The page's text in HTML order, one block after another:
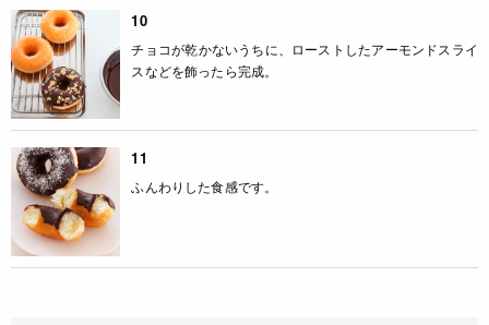
10
チョコが乾かないうちに、ローストしたアーモンドスライ
スなどを飾ったら完成。
11
ふんわりした食感です。